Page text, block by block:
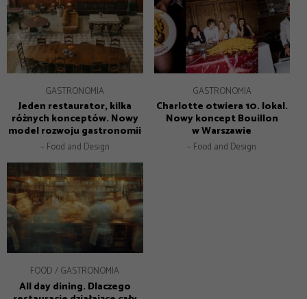
GASTRONOMIA
Jeden restaurator, kilka
różnych konceptów. Nowy
model rozwoju gastronomii
– Food and Design
GASTRONOMIA
Charlotte otwiera 10. lokal.
Nowy koncept Bouillon
w Warszawie
– Food and Design
FOOD GASTRONOMIA
All day dining. Dlaczego